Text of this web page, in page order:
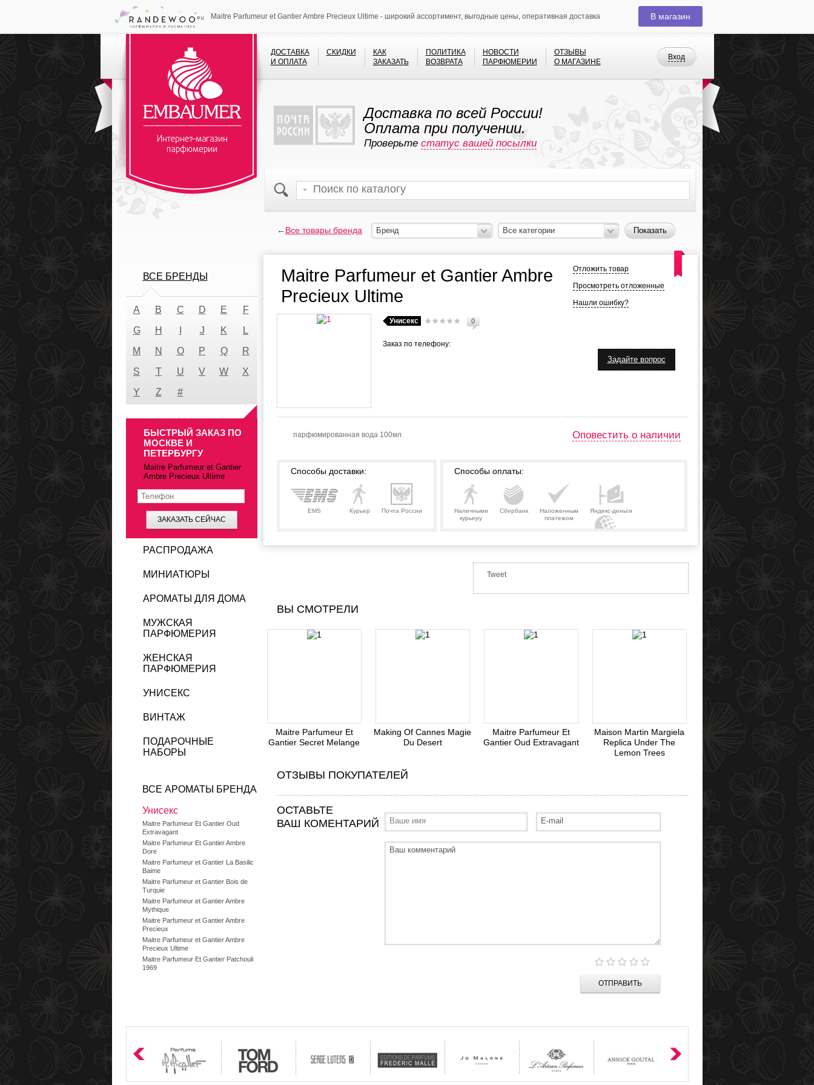
Maitre Parfumeur et Gantier Ambre Precieux Ultime - широкий ассортимент, выгодные цены, оперативная доставка В магазин
Вход
ДОСТАВКА
И ОПЛАТА
СКИДКИ
КАК
ЗАКАЗАТЬ
ПОЛИТИКА
ВОЗВРАТА
НОВОСТИ
ПАРФЮМЕРИИ
ОТЗЫВЫ
О МАГАЗИНЕ
Доставка по всей России!
Оплата при получении.
Проверьте статус вашей посылки
←Все товары бренда Бренд Все категории Показать
Отложить товар
Просмотреть отложенные
Нашли ошибку?
Maitre Parfumeur et Gantier Ambre
Precieux Ultime
Унисекс 0
Задайте вопрос
Заказ по телефону:
парфюмированная вода 100мл Оповестить о наличии
Способы доставки:
EMS Курьер Почта России
Способы оплаты:
Наличными
курьеру
Сбербанк
Наложенным
платежом
Яндекс-деньги
Tweet
ВЫ СМОТРЕЛИ
Maitre Parfumeur Et
Gantier Secret Melange
Making Of Cannes Magie
Du Desert
Maitre Parfumeur Et
Gantier Oud Extravagant
Maison Martin Margiela
Replica Under The
Lemon Trees
ОТЗЫВЫ ПОКУПАТЕЛЕЙ
ОСТАВЬТЕ
ВАШ КОМЕНТАРИЙ
ОТПРАВИТЬ
ВСЕ БРЕНДЫ
A B C D E
F
G
H J K
L
M
N O P Q
R
S
T U V W
X
Y
Z #
БЫСТРЫЙ ЗАКАЗ ПО
МОСКВЕ И
ПЕТЕРБУРГУ
Maitre Parfumeur et Gantier
Ambre Precieux Ultime
ЗАКАЗАТЬ СЕЙЧАС
РАСПРОДАЖА
МИНИАТЮРЫ
АРОМАТЫ ДЛЯ ДОМА
МУЖСКАЯ
ПАРФЮМЕРИЯ
ЖЕНСКАЯ
ПАРФЮМЕРИЯ
УНИСЕКС
ВИНТАЖ
ПОДАРОЧНЫЕ
НАБОРЫ
ВСЕ АРОМАТЫ БРЕНДА
Унисекс
Maitre Parfumeur Et Gantier Oud
Extravagant
Maitre Parfumeur Et Gantier Ambre
Dore
Maitre Parfumeur et Gantier La Basilic
Baime
Maitre Parfumeur et Gantier Bois de
Turquie
Maitre Parfumeur et Gantier Ambre
Mythique
Maitre Parfumeur et Gantier Ambre
Precieux
Maitre Parfumeur et Gantier Ambre
Precieux Ultime
Maitre Parfumeur Et Gantier Patchouli
1969